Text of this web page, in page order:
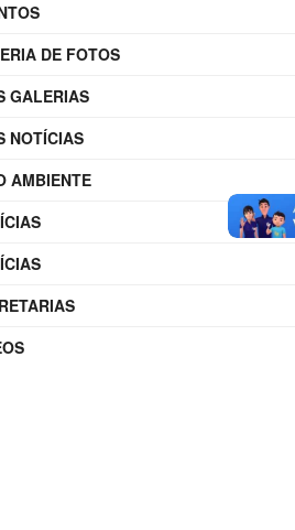
DE FOTOS
GALERIAS
NOTÍCIAS
AMBIENTE